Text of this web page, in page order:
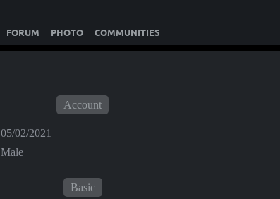
FORUM PHOTO COMMUNITIES
Account
05/02/2021
Male
Basic